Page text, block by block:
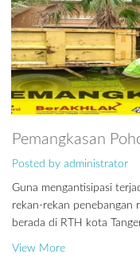
Pemangkasan
Posted by administrator
Guna mengantisipasi
rekan-rekan penebangan
berada di RTH kota
View More